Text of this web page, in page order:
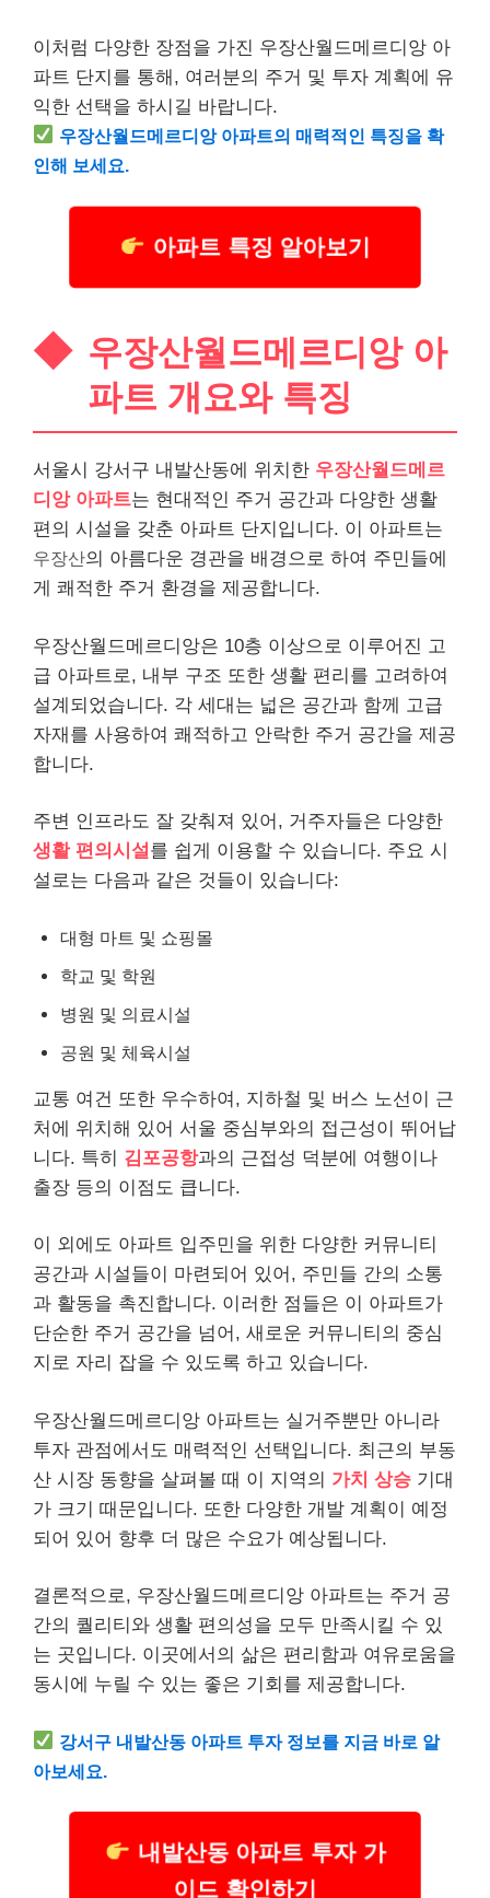
이처럼 다양한 장점을 가진 우장산월드메르디앙 아
파트 단지를 통해, 여러분의 주거 및 투자 계획에 유
익한 선택을 하시길 바랍니다.
우장산월드메르디앙 아파트의 매력적인 특징을 확
인해 보세요.
아파트 특징 알아보기
우장산월드메르디앙 아
파트 개요와 특징
서울시 강서구 내발산동에 위치한 우장산월드메르
디앙 아파트는 현대적인 주거 공간과 다양한 생활
편의 시설을 갖춘 아파트 단지입니다. 이 아파트는
우장산의 아름다운 경관을 배경으로 하여 주민들에
게 쾌적한 주거 환경을 제공합니다.
우장산월드메르디앙은 10층 이상으로 이루어진 고
급 아파트로, 내부 구조 또한 생활 편리를 고려하여
설계되었습니다. 각 세대는 넓은 공간과 함께 고급
자재를 사용하여 쾌적하고 안락한 주거 공간을 제공
합니다.
주변 인프라도 잘 갖춰져 있어, 거주자들은 다양한
생활 편의시설를 쉽게 이용할 수 있습니다. 주요 시
설로는 다음과 같은 것들이 있습니다:
대형 마트 및 쇼핑몰
학교 및 학원
병원 및 의료시설
공원 및 체육시설
교통 여건 또한 우수하여, 지하철 및 버스 노선이 근
처에 위치해 있어 서울 중심부와의 접근성이 뛰어납
니다. 특히 김포공항과의 근접성 덕분에 여행이나
출장 등의 이점도 큽니다.
이 외에도 아파트 입주민을 위한 다양한 커뮤니티
공간과 시설들이 마련되어 있어, 주민들 간의 소통
과 활동을 촉진합니다. 이러한 점들은 이 아파트가
단순한 주거 공간을 넘어, 새로운 커뮤니티의 중심
지로 자리 잡을 수 있도록 하고 있습니다.
우장산월드메르디앙 아파트는 실거주뿐만 아니라
투자 관점에서도 매력적인 선택입니다. 최근의 부동
산 시장 동향을 살펴볼 때 이 지역의 가치 상승 기대
가 크기 때문입니다. 또한 다양한 개발 계획이 예정
되어 있어 향후 더 많은 수요가 예상됩니다.
결론적으로, 우장산월드메르디앙 아파트는 주거 공
간의 퀄리티와 생활 편의성을 모두 만족시킬 수 있
는 곳입니다. 이곳에서의 삶은 편리함과 여유로움을
동시에 누릴 수 있는 좋은 기회를 제공합니다.
강서구 내발산동 아파트 투자 정보를 지금 바로 알
아보세요.
내발산동 아파트 투자 가
이드 확인하기